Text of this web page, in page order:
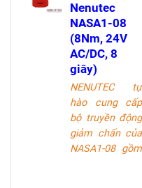
Nenutec
NASA1-08
(8Nm, 24V
AC/DC, 8
giây)
NENUTEC tự
hào cung cấp
bộ truyền động
giảm chấn của
NASA1-08 gồm